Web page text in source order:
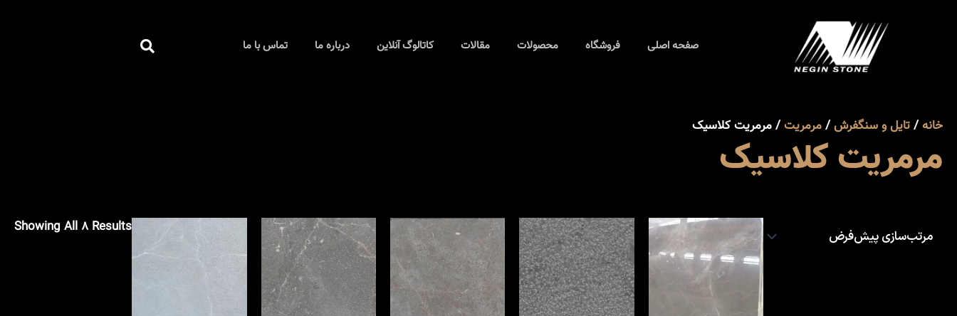
صفحه اصلی فروشگاه محصولات مقالات کاتالوگ آنلاین درباره ما تماس با ما جستجو
کردن
خانه/تایل و سنگفرش/مرمریت/ مرمریت کلاسیک
مرمریت کلاسیک
Showing All 8 Results